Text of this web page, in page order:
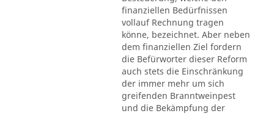
finanziellen Bedürfnissen
vollauf Rechnung tragen
könne, bezeichnet. Aber neben
dem finanziellen Ziel fordern
die Befürworter dieser Reform
auch stets die Einschränkung
der immer mehr um sich
greifenden Branntweinpest
und die Bekämpfung der